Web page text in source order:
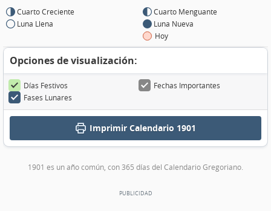
Cuarto Creciente
Luna Llena
Cuarto Menguante
Luna Nueva
Hoy
Opciones de visualización:
Días Festivos
Fechas Importantes
Fases Lunares
ImprimirCalendario 1901
1901 es un año común, con 365 días del Calendario Gregoriano.